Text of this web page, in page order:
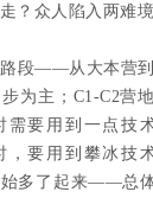
？众人陷入两难境
段——从大本营
为主；C1-C2营
需要用到一点技
，要用到攀冰技
多了起来——总体